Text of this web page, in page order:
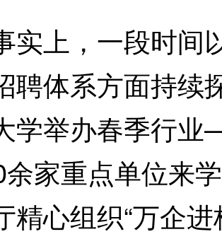
上，一段时间
聘体系方面持续
学举办春季行
家重点单位来
精心组织“万企